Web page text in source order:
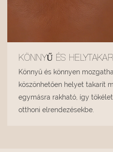
KÖNNYŰ ÉS
Könnyű és könnyen
köszönhetően helyet takarít
egymásra rakható, így
otthoni elrendezésekbe.